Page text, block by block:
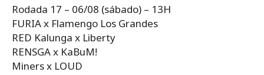
Rodada 17 – 06/08 (sábado) – 13H
FURIA x Flamengo Los Grandes
RED Kalunga x Liberty
RENSGA x KaBuM!
Miners x LOUD